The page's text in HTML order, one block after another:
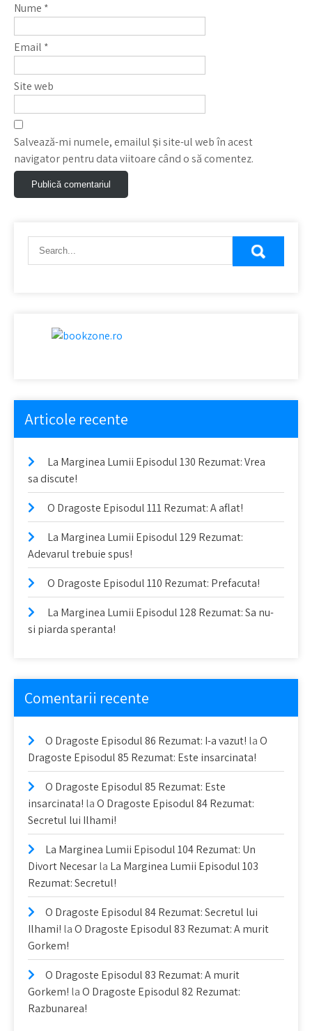
Nume *
Email *
Site web
Salvează-mi numele, emailul și site-ul web în acest
navigator pentru data viitoare când o să comentez.
Articole recente
La Marginea Lumii Episodul 130 Rezumat: Vrea
sa discute!
O Dragoste Episodul 111 Rezumat: A aflat!
La Marginea Lumii Episodul 129 Rezumat:
Adevarul trebuie spus!
O Dragoste Episodul 110 Rezumat: Prefacuta!
La Marginea Lumii Episodul 128 Rezumat: Sa nu-
si piarda speranta!
Comentarii recente
O Dragoste Episodul 86 Rezumat: I-a vazut! laO
Dragoste Episodul 85 Rezumat: Este insarcinata!
O Dragoste Episodul 85 Rezumat: Este
insarcinata! laO Dragoste Episodul 84 Rezumat:
Secretul lui Ilhami!
La Marginea Lumii Episodul 104 Rezumat: Un
Divort Necesarla La Marginea Lumii Episodul 103
Rezumat: Secretul!
O Dragoste Episodul 84 Rezumat: Secretul lui
Ilhami! laO Dragoste Episodul 83 Rezumat: A murit
Gorkem!
O Dragoste Episodul 83 Rezumat: A murit
Gorkem! laO Dragoste Episodul 82 Rezumat:
Razbunarea!